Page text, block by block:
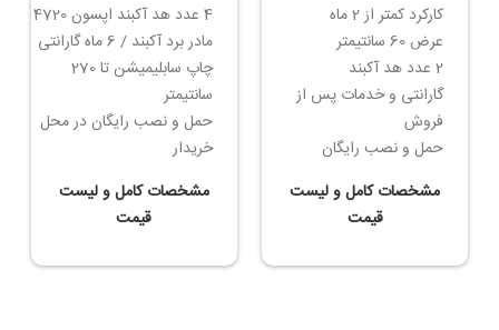
4 عدد هد آکبند اپسون 4720
مادر برد آکبند / 6 ماه گارانتی
چاپ سابلیمیشن تا 270
سانتیمتر
حمل و نصب رایگان در محل
خریدار
مشخصات کامل و لیست
قیمت
کارکرد کمتر از 2 ماه
عرض 60 سانتیمتر
2 عدد هد آکبند
گارانتی و خدمات پس از
فروش
حمل و نصب رایگان
مشخصات کامل و لیست
قیمت